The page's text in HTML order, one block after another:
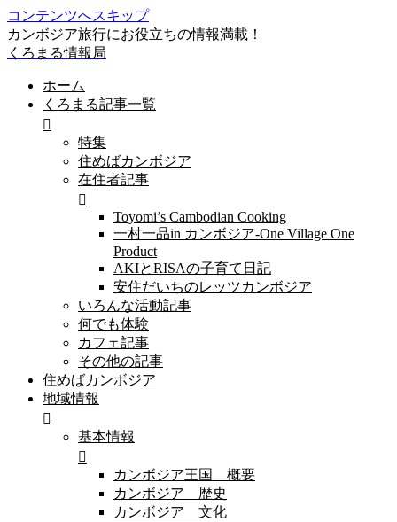
コンテンツへスキップ
カンボジア旅行にお役立ちの情報満載！
くろまる情報局
ホーム
くろまる記事一覧
特集
住めばカンボジア
在住者記事
Toyomi’s Cambodian Cooking
一村一品in カンボジア-One Village One
Product
AKIとRISAの子育て日記
安住だいちのレッツカンボジア
いろんな活動記事
何でも体験
カフェ記事
その他の記事
住めばカンボジア
地域情報
基本情報
カンボジア王国 概要
カンボジア 歴史
カンボジア 文化